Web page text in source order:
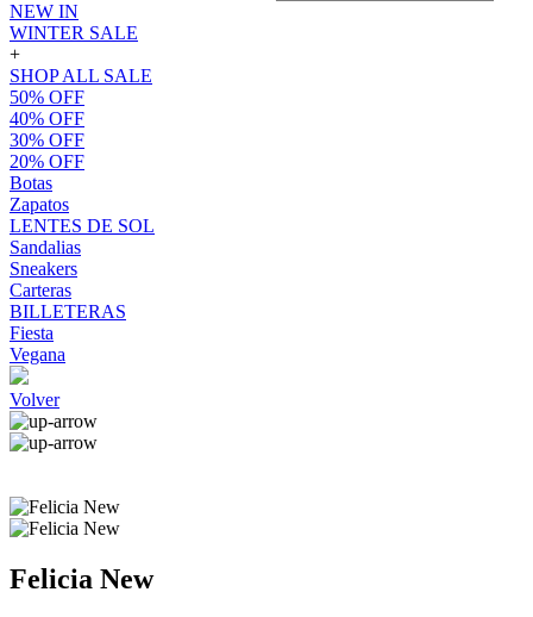
NEW IN
WINTER SALE
+
SHOP ALL SALE
50% OFF
40% OFF
30% OFF
20% OFF
Botas
Zapatos
LENTES DE SOL
Sandalias
Sneakers
Carteras
BILLETERAS
Fiesta
Vegana
Volver
Felicia New